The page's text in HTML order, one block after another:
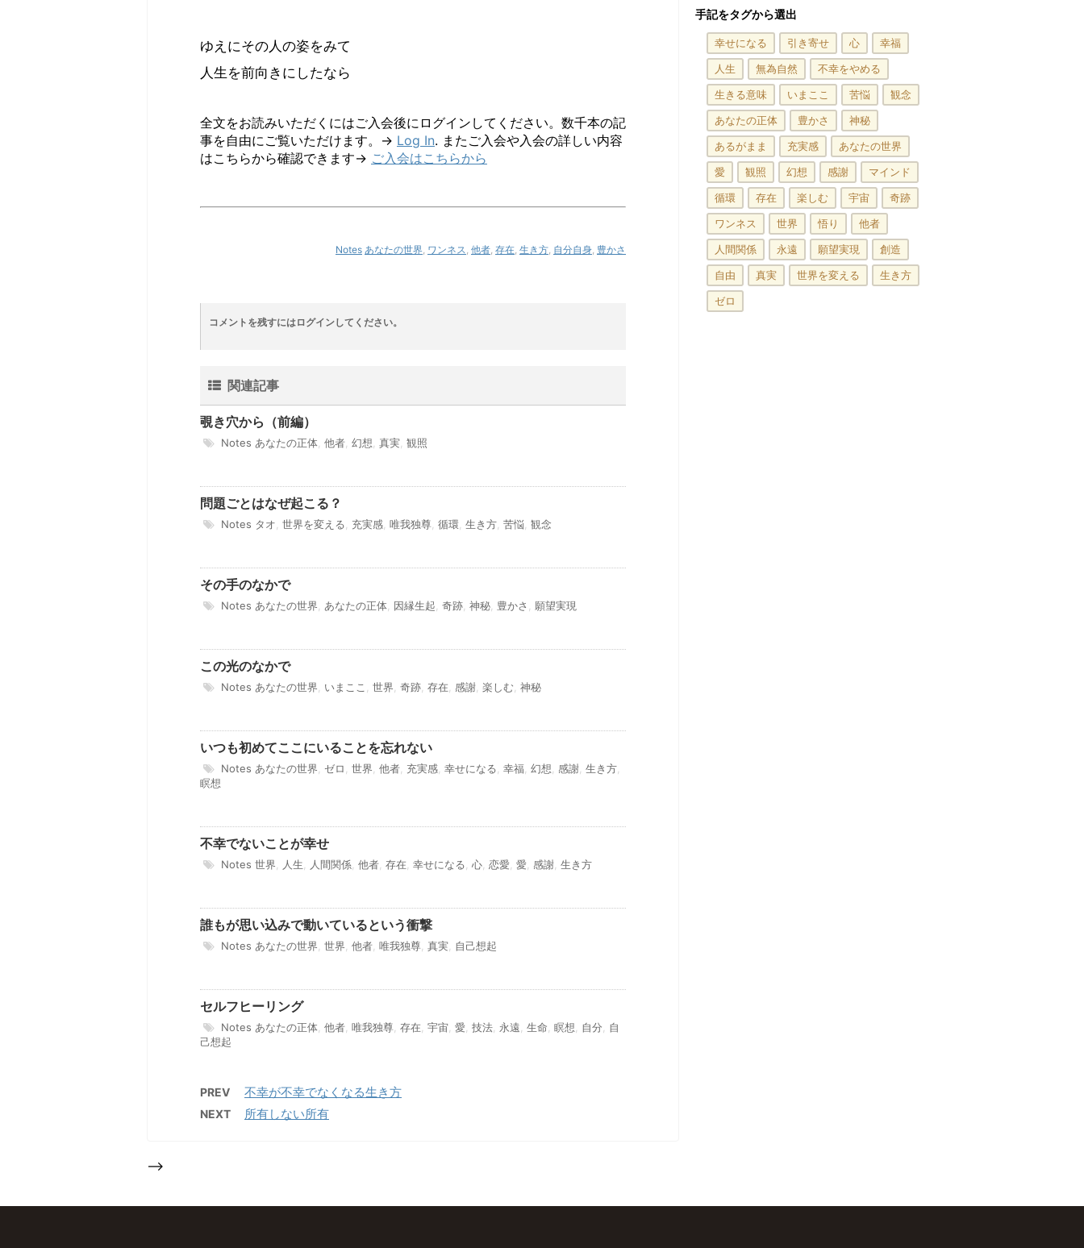
ゆえにその人の姿をみて
人生を前向きにしたなら
全文をお読みいただくにはご入会後にログインしてください。数千本の記
事を自由にご覧いただけます。→ Log In. またご入会や入会の詳しい内容
はこちらから確認できます→ ご入会はこちらから
Notes あなたの世界 ワンネス 他者 存在 生き方 自分自身 豊かさ
コメントを残すにはログインしてください。
関連記事
覗き穴から（前編）
Notes あなたの正体 他者 幻想 真実 観照
問題ごとはなぜ起こる？
Notes タオ 世界を変える 充実感 唯我独尊 循環 生き方 苦悩 観念
その手のなかで
Notes あなたの世界 あなたの正体 因縁生起 奇跡 神秘 豊かさ 願望実現
この光のなかで
Notes あなたの世界 いまここ 世界 奇跡 存在 感謝 楽しむ 神秘
いつも初めてここにいることを忘れない
Notes あなたの世界 ゼロ 世界 他者 充実感 幸せになる 幸福 幻想 感謝 生き方
瞑想
不幸でないことが幸せ
Notes 世界 人生 人間関係 他者 存在 幸せになる 心 恋愛 愛 感謝 生き方
誰もが思い込みで動いているという衝撃
Notes あなたの世界 世界 他者 唯我独尊 真実 自己想起
セルフヒーリング
Notes あなたの正体 他者 唯我独尊 存在 宇宙 愛 技法 永遠 生命 瞑想 自分
自
己想起
PREV 不幸が不幸でなくなる生き方
NEXT 所有しない所有
手記をタグから選出
幸せになる 引き寄せ 心
幸福
人生
無為自然
不幸をやめる
生きる意味
いまここ 苦悩
観念
あなたの正体
豊かさ
神秘
あるがまま
充実感
あなたの世界
愛
観照 幻想 感謝
マインド
循環
存在 楽しむ 宇宙
奇跡
ワンネス
世界 悟り
他者
人間関係
永遠 願望実現
創造
自由
真実 世界を変える
生き方
ゼロ
-->